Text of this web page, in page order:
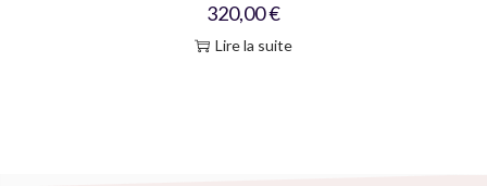
320,00€
Lire la suite